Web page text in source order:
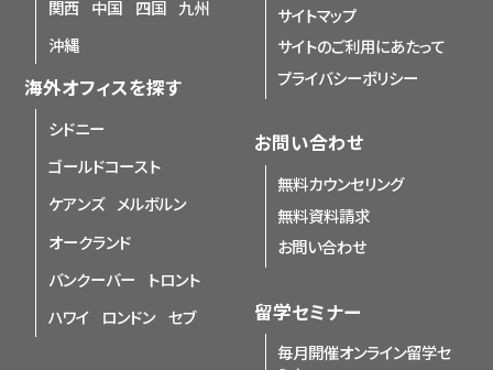
関西 中国 四国 九州
沖縄
海外オフィスを探す
シドニー
ゴールドコースト
ケアンズ メルボルン
オークランド
バンクーバー
トロント
ハワイ
ロンドン セブ
サイトマップ
サイトのご利用にあたって
プライバシーポリシー
お問い合わせ
無料カウンセリング
無料資料請求
お問い合わせ
留学セミナー
毎月開催オンライン留学セ